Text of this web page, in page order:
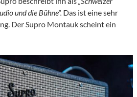
und die Bühne“. Das ist eine sehr
Der Supro Montauk scheint ein